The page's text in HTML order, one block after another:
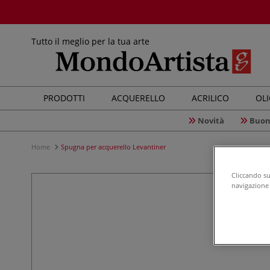
Tutto il meglio per la tua arte
PRODOTTI ACQUERELLO ACRILICO
Novità
Home Spugna per acquerello Levantiner
Cliccando